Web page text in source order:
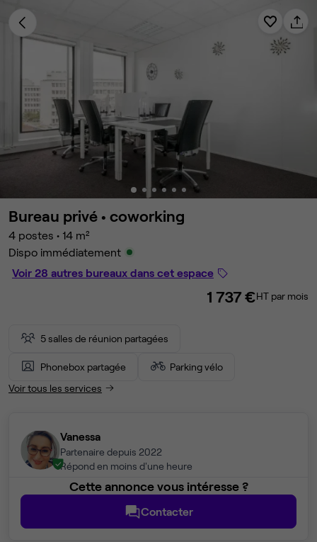
Bureau privé • coworking
4 postes • 14 m²
Dispo immédiatement
Voir 28 autres bureaux dans cet espace
1 737 €HT par mois
5 salles de réunion partagées
Phonebox partagée
Parking vélo
Voir tous les services
Vanessa
Partenaire depuis 2022
Répond en moins d'une heure
Cette annonce vous intéresse ?
Contacter